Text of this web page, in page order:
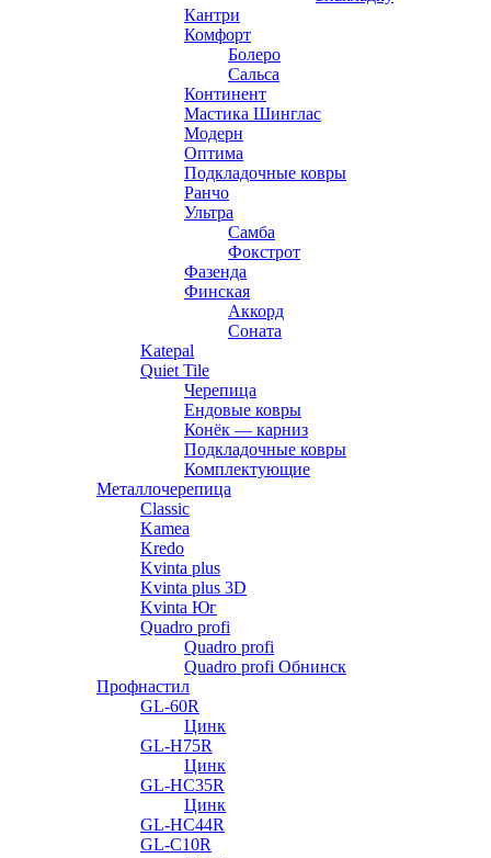
Кантри
Комфорт
Болеро
Сальса
Континент
Мастика Шинглас
Модерн
Оптима
Подкладочные ковры
Ранчо
Ультра
Самба
Фокстрот
Фазенда
Финская
Аккорд
Соната
Katepal
Quiet Tile
Черепица
Ендовые ковры
Конёк — карниз
Подкладочные ковры
Комплектующие
Металлочерепица
Classic
Kamea
Kredo
Kvinta plus
Kvinta plus 3D
Kvinta Юг
Quadro profi
Quadro profi
Quadro profi Обнинск
Профнастил
GL-60R
Цинк
GL-H75R
Цинк
GL-HC35R
Цинк
GL-HC44R
GL-С10R